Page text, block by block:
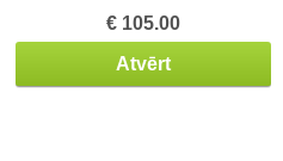
€ 105.00
Atvērt